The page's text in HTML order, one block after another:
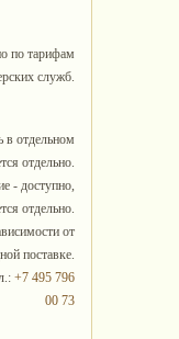
по тарифам
служб.
в отдельном
отдельно.
- доступно,
отдельно.
от
поставке.
+7 495 796
00 73